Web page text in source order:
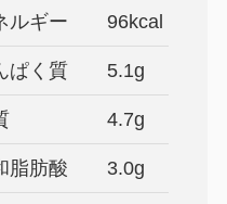
ルギー 96kcal
ぱく質 5.1g
4.7g
脂肪酸 3.0g